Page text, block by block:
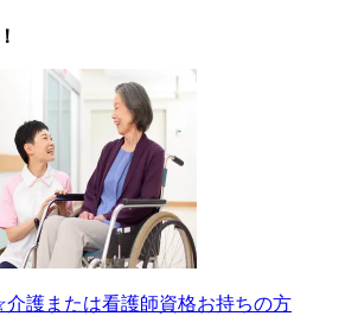
介護または看護師資格お持ちの方